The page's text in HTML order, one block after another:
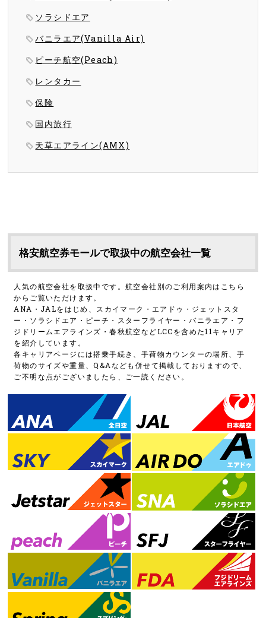
ソラシドエア
バニラエア(Vanilla Air)
ピーチ航空(Peach)
レンタカー
保険
国内旅行
天草エアライン(AMX)
格安航空券モールで取扱中の航空会社一覧
人気の航空会社を取扱中です。航空会社別のご利用案内はこちら
からご覧いただけます。
ANA・JALをはじめ、スカイマーク・エアドゥ・ジェットスタ
ー・ソラシドエア・ピーチ・スターフライヤー・バニラエア・フ
ジドリームエアラインズ・春秋航空などLCCを含めた11キャリア
を紹介しています。
各キャリアページには搭乗手続き、手荷物カウンターの場所、手
荷物のサイズや重量、Q&Aなども併せて掲載しておりますので、
ご不明な点がございましたら、ご一読ください。